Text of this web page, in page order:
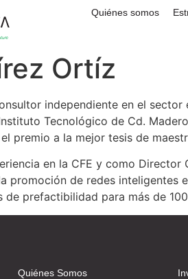
Quiénes somos
Ortíz
independiente en el
Tecnológico de Cd.
premio a la mejor tesis de
en la CFE y como
promoción de redes inteligentes
de prefactibilidad para más de
Quiénes Somos